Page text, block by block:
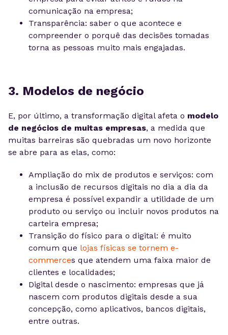
comunicação na empresa;
Transparência: saber o que acontece e
compreender o porquê das decisões tomadas
torna as pessoas muito mais engajadas.
3. Modelos de negócio
E, por último, a transformação digital afeta o modelo
de negócios de muitas empresas, a medida que
muitas barreiras são quebradas um novo horizonte
se abre para as elas, como:
Ampliação do mix de produtos e serviços: com
a inclusão de recursos digitais no dia a dia da
empresa é possível expandir a utilidade de um
produto ou serviço ou incluir novos produtos na
carteira empresa;
Transição do físico para o digital: é muito
comum que lojas físicas se tornem e-
commerces que atendem uma faixa maior de
clientes e localidades;
Digital desde o nascimento: empresas que já
nascem com produtos digitais desde a sua
concepção, como aplicativos, bancos digitais,
entre outras.